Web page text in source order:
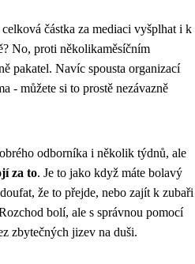
částka za mediaci vyšplhat i k
No, proti několikaměsíčním
pakatel. Navíc spousta organizací
- můžete si to prostě nezávazně
odborníka i několik týdnů, ale
za to. Je to jako když máte bolavý
že to přejde, nebo zajít k zubaři
bolí, ale s správnou pomocí
zbytečných jizev na duši.